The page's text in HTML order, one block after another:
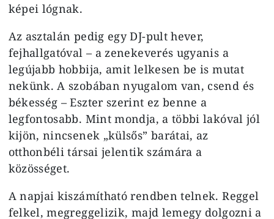
képei lógnak.
Az asztalán pedig egy DJ-pult hever,
fejhallgatóval – a zenekeverés ugyanis a
legújabb hobbija, amit lelkesen be is mutat
nekünk. A szobában nyugalom van, csend és
békesség – Eszter szerint ez benne a
legfontosabb. Mint mondja, a többi lakóval jól
kijön, nincsenek „külsős” barátai, az
otthonbéli társai jelentik számára a
közösséget.
A napjai kiszámítható rendben telnek. Reggel
felkel, megreggelizik, majd lemegy dolgozni a